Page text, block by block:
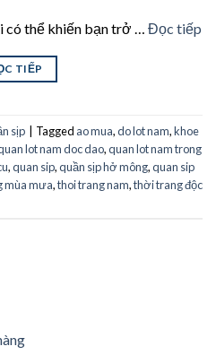
có thể khiến bạn trở … Đọc tiếp
TIẾP
sịp Tagged ao mua,do lot nam,khoe
lot nam doc dao,quan lot nam trong
,quan sip,quần sịp hở mông,quan sip
mùa mưa,thoi trang nam,thời trang độc